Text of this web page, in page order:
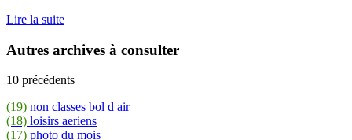
Lire la suite
Autres archives à consulter
10 précédents
(19) non classes bol d air
(18) loisirs aeriens
(17) photo du mois